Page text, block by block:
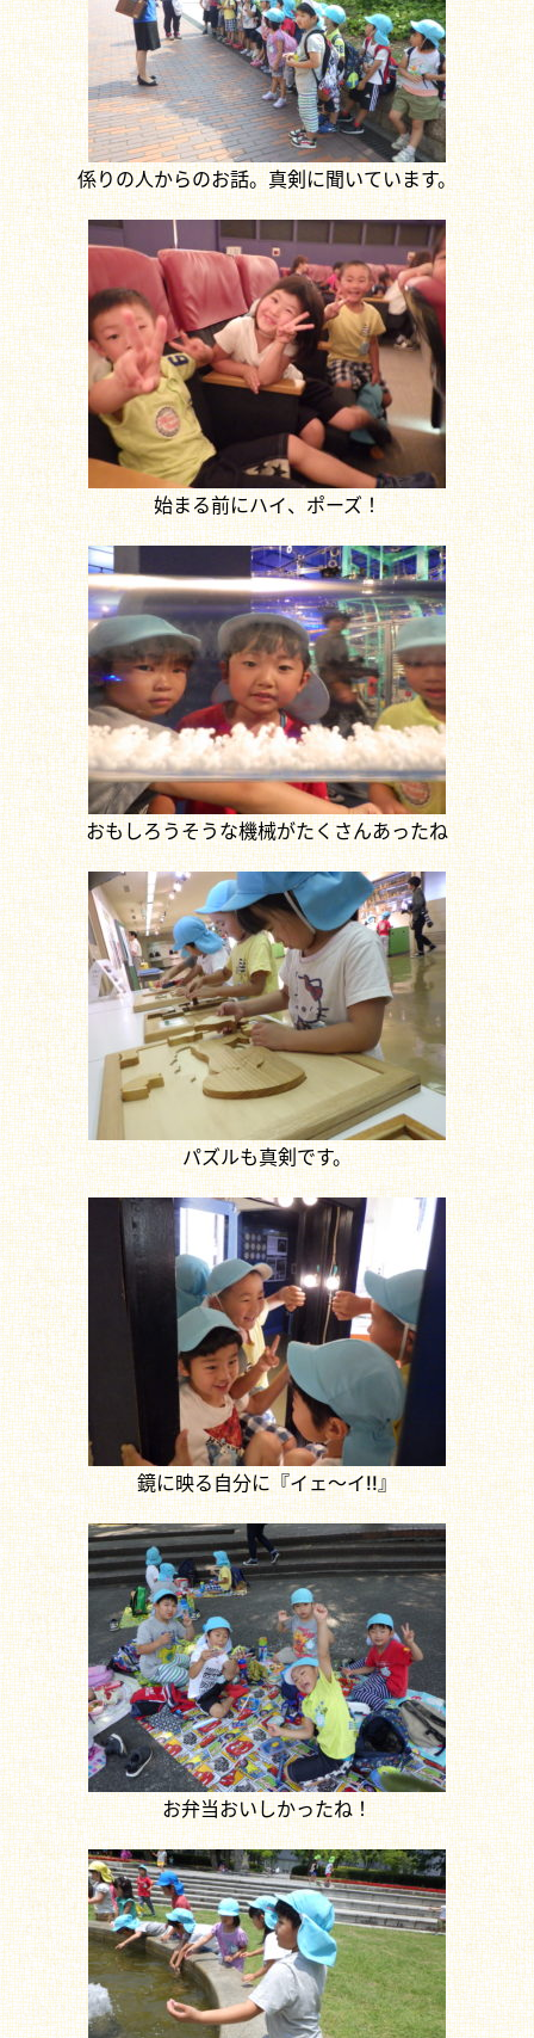
係りの人からのお話。真剣に聞いています。
始まる前にハイ、ポーズ！
おもしろうそうな機械がたくさんあったね
パズルも真剣です。
鏡に映る自分に『イェ～イ!!』
お弁当おいしかったね！